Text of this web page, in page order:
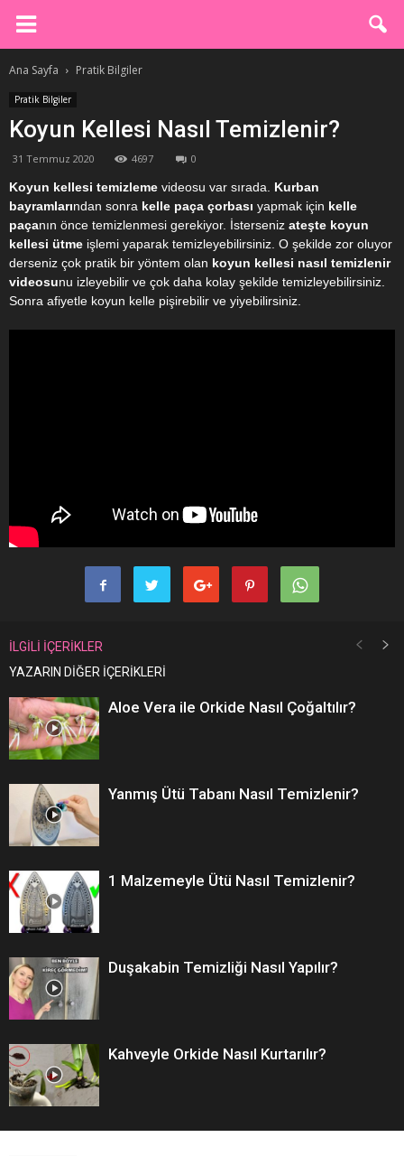
Ana Sayfa Pratik Bilgiler
Pratik Bilgiler
Koyun Kellesi Nasıl Temizlenir?
31 Temmuz 2020 4697 0
Koyun kellesi temizleme videosu var sırada. Kurban
bayramlarından sonra kelle paça çorbası yapmak için kelle
paçanın önce temizlenmesi gerekiyor. İsterseniz ateşte koyun
kellesi ütme işlemi yaparak temizleyebilirsiniz. O şekilde zor oluyor
derseniz çok pratik bir yöntem olan koyun kellesi nasıl temizlenir
videosunu izleyebilir ve çok daha kolay şekilde temizleyebilirsiniz.
Sonra afiyetle koyun kelle pişirebilir ve yiyebilirsiniz.
İLGİLİ İÇERİKLER
YAZARIN DİĞER İÇERİKLERİ
Aloe Vera ile Orkide Nasıl Çoğaltılır?
Yanmış Ütü Tabanı Nasıl Temizlenir?
1 Malzemeyle Ütü Nasıl Temizlenir?
Duşakabin Temizliği Nasıl Yapılır?
Kahveyle Orkide Nasıl Kurtarılır?